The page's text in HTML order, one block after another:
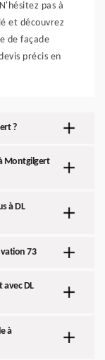
pas à
et découvrez
de façade
précis en
?
Montgilgert
à DL
73
avec DL
à